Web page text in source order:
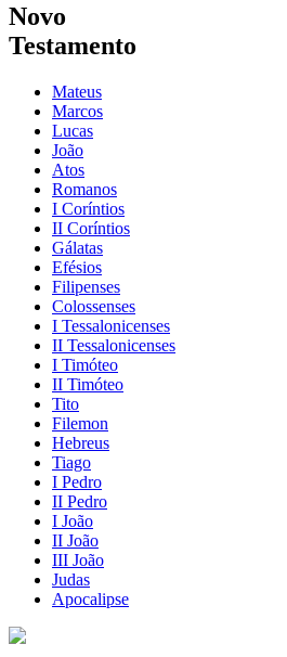
Novo
Testamento
Mateus
Marcos
Lucas
João
Atos
Romanos
I Coríntios
II Coríntios
Gálatas
Efésios
Filipenses
Colossenses
I Tessalonicenses
II Tessalonicenses
I Timóteo
II Timóteo
Tito
Filemon
Hebreus
Tiago
I Pedro
II Pedro
I João
II João
III João
Judas
Apocalipse